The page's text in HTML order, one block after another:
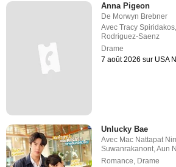
Anna Pigeon
De Morwyn Brebner
AvecTracy Spiridakos
Rodriguez-Saenz
Drame
7 août 2026 sur USA
Unlucky Bae
Avec Mac Nattapat
Suwanrakanont,Aun
Romance, Drame